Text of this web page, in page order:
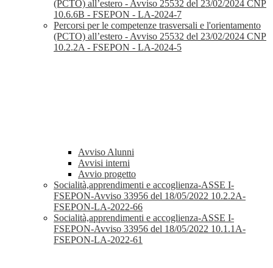
(PCTO) all’estero - Avviso 25532 del 23/02/2024 CNP
10.6.6B - FSEPON - LA-2024-7
Percorsi per le competenze trasversali e l'orientamento
(PCTO) all’estero - Avviso 25532 del 23/02/2024 CNP
10.2.2A - FSEPON - LA-2024-5
Avviso Alunni
Avvisi interni
Avvio progetto
Socialità,apprendimenti e accoglienza-ASSE I-
FSEPON-Avviso 33956 del 18/05/2022 10.2.2A-
FSEPON-LA-2022-66
Socialità,apprendimenti e accoglienza-ASSE I-
FSEPON-Avviso 33956 del 18/05/2022 10.1.1A-
FSEPON-LA-2022-61